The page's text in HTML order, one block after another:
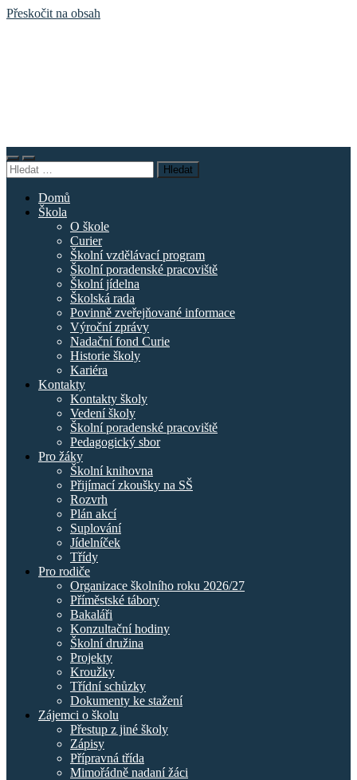
Přeskočit na obsah
Přepnout
mobilní
Přepnout
vyhledávací
Vyhledávání
Domů
Škola
O škole
Curier
Školní vzdělávací program
Školní poradenské pracoviště
Školní jídelna
Školská rada
Povinně zveřejňované informace
Výroční zprávy
Nadační fond Curie
Historie školy
Kariéra
Kontakty
Kontakty školy
Vedení školy
Školní poradenské pracoviště
Pedagogický sbor
Pro žáky
Školní knihovna
Přijímací zkoušky na SŠ
Rozvrh
Plán akcí
Suplování
Jídelníček
Třídy
Pro rodiče
Organizace školního roku 2026/27
Příměstské tábory
Bakaláři
Konzultační hodiny
Školní družina
Projekty
Kroužky
Třídní schůzky
Dokumenty ke stažení
Zájemci o školu
Přestup z jiné školy
Zápisy
Přípravná třída
Mimořádně nadaní žáci